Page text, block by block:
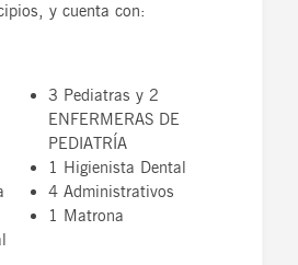
y cuenta con:
3 Pediatras y 2
ENFERMERAS DE
PEDIATRÍA
1 Higienista Dental
4 Administrativos
1 Matrona